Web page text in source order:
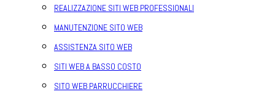
REALIZZAZIONE SITI WEB PROFESSIONALI
MANUTENZIONE SITO WEB
ASSISTENZA SITO WEB
SITI WEB A BASSO COSTO
SITO WEB PARRUCCHIERE